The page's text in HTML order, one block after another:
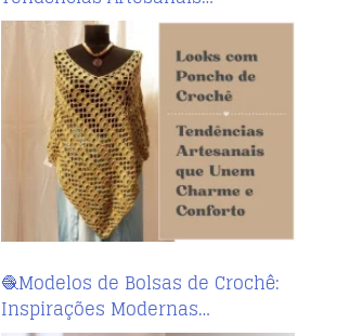
🧶Modelos de Bolsas de Crochê:
Inspirações Modernas…